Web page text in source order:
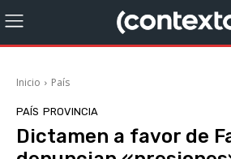
Inicio País
PAÍS PROVINCIA
Dictamen a favor de